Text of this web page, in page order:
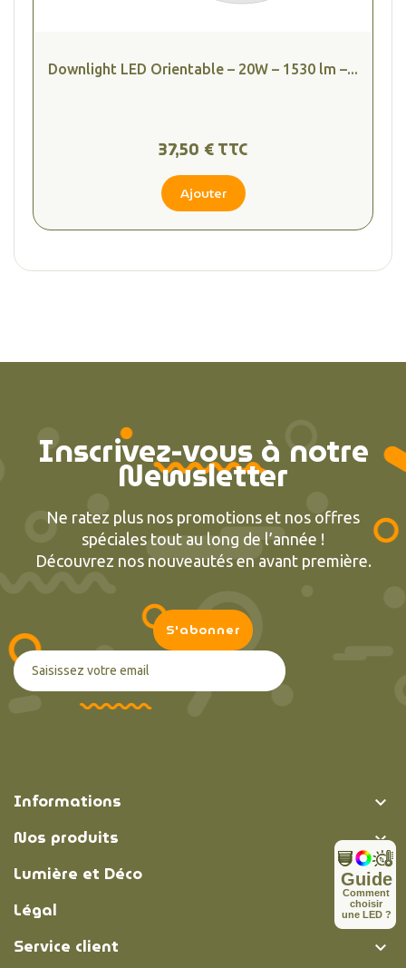
Downlight LED Orientable – 20W – 1530 lm –...
37,50 € TTC
Ajouter
Inscrivez-vous à notre
Newsletter
Ne ratez plus nos promotions et nos offres
spéciales tout au long de l’année !
Découvrez nos nouveautés en avant première.
Informations 
Nos produits 
Lumière et Déco 
Légal 
Service client 
Comment
choisir
une LED ?
Guide